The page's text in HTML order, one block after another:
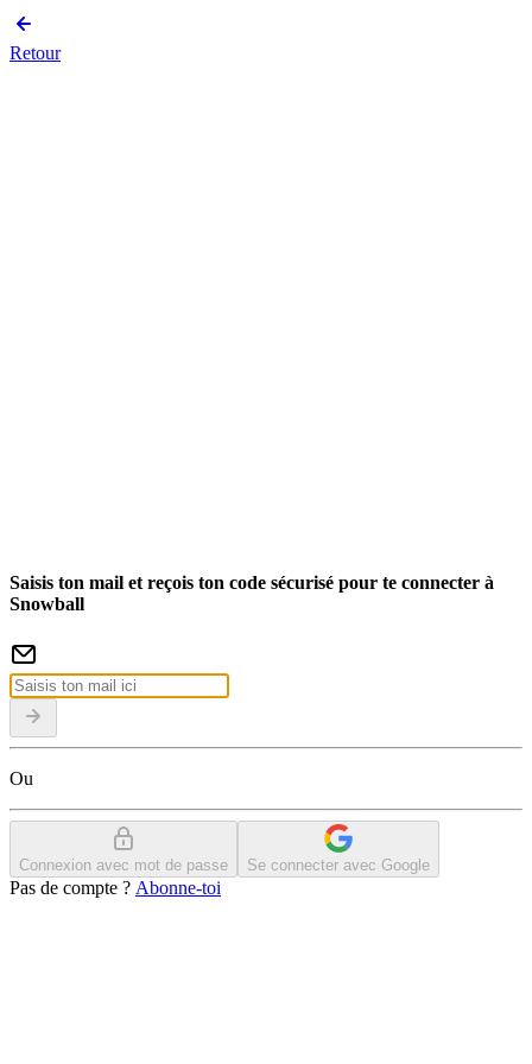
Retour
Saisis ton mail et reçois ton code sécurisé pour te connecter à
Snowball
Ou
Connexion avec mot de passe Se connecter avec Google
Pas de compte ? Abonne-toi